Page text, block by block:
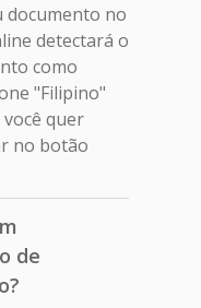
documento no
detectará o
como
"Filipino"
quer
no botão
de